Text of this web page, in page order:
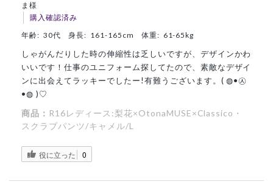
ま様
購入確認済み
年齢: 30代 身長: 161-165cm 体重: 61-65kg
しゃがんだりした時の伸縮性は乏しいですが、デザインかわ
いいです！仕事のユニフォーム探してたので、素敵なデザイ
ンに出会えてラッキーでしたー!有難うございます。( ◍•㉦
•◍ )♡
商品： R16レディース:梨花×OtonaMUSE×Classico・
スクラブパンツ/キャメル/L
役に立った 0